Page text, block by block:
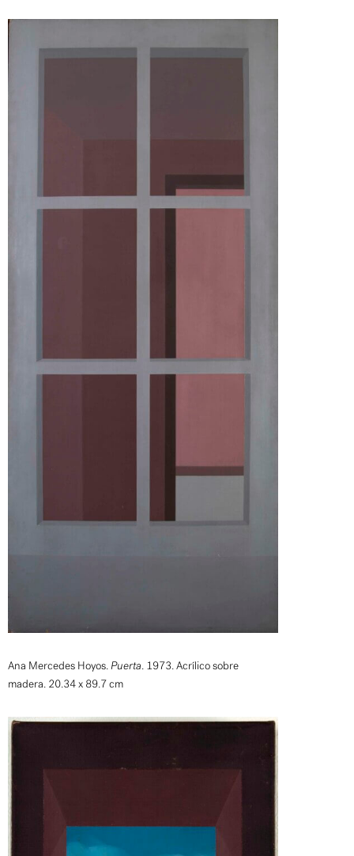
Ana Mercedes Hoyos.Puerta. 1973. Acrílico sobre
madera. 20.34 x 89.7 cm